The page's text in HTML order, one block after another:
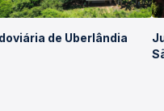
de Uberlândia